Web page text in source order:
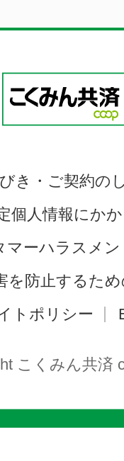
き・ご契約の
個人情報にか
マーハラスメ
を防止するた
トポリシー
こくみん共済